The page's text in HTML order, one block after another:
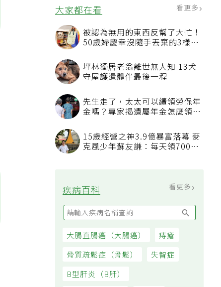
大家都在看 看更多
被認為無用的東西反幫了大忙！
50歲婦慶幸沒隨手丟棄的3樣物
坪林獨居老翁離世無人知 13犬
守屋護遺體伴最後一程
先生走了，太太可以續領勞保年
金嗎？專家揭遺屬年金怎麼領，
15歲經營之神3.9億暴富落幕 麥
克風少年蘇友謙：每天領700元
疾病百科 看更多
大腸直腸癌（大腸癌） 痔瘡
骨質疏鬆症（骨鬆） 失智症
B型肝炎（B肝）